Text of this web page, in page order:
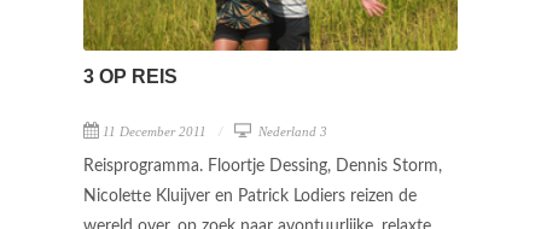
3 OP REIS
11 December 2011 Nederland 3
Reisprogramma. Floortje Dessing, Dennis Storm,
Nicolette Kluijver en Patrick Lodiers reizen de